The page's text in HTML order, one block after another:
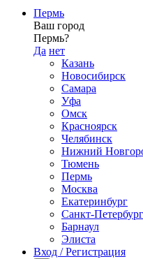
Пермь
Ваш город
Пермь?
Да нет
Казань
Новосибирск
Самара
Уфа
Омск
Красноярск
Челябинск
Нижний
Тюмень
Пермь
Москва
Екатеринбург
Санкт-Петербург
Барнаул
Элиста
Вход / Регистрация